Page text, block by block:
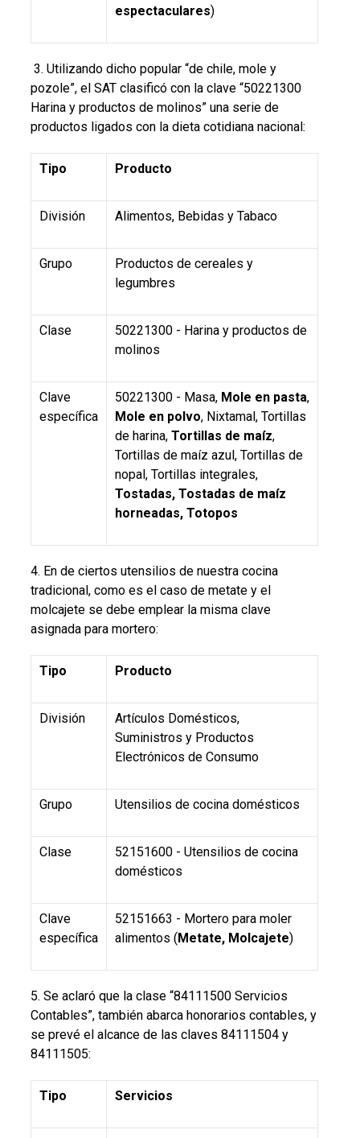
espectaculares)
3. Utilizando dicho popular “de chile, mole y
pozole”, el SAT clasificó con la clave “50221300
Harina y productos de molinos” una serie de
productos ligados con la dieta cotidiana nacional:
Tipo Producto
División Alimentos, Bebidas y Tabaco
Grupo
Productos de cereales y
legumbres
Clase
50221300 - Harina y productos de
molinos
Clave
específica
50221300 - Masa, Mole en pasta,
Mole en polvo, Nixtamal, Tortillas
de harina, Tortillas de maíz,
Tortillas de maíz azul, Tortillas de
nopal, Tortillas integrales,
Tostadas, Tostadas de maíz
horneadas, Totopos
4. En de ciertos utensilios de nuestra cocina
tradicional, como es el caso de metate y el
molcajete se debe emplear la misma clave
asignada para mortero:
Tipo Producto
División
Artículos Domésticos,
Suministros y Productos
Electrónicos de Consumo
Grupo Utensilios de cocina domésticos
Clase
52151600 - Utensilios de cocina
domésticos
Clave
específica
52151663 - Mortero para moler
alimentos (Metate, Molcajete)
5. Se aclaró que la clase “84111500 Servicios
Contables”, también abarca honorarios contables, y
se prevé el alcance de las claves 84111504 y
84111505:
Tipo Servicios